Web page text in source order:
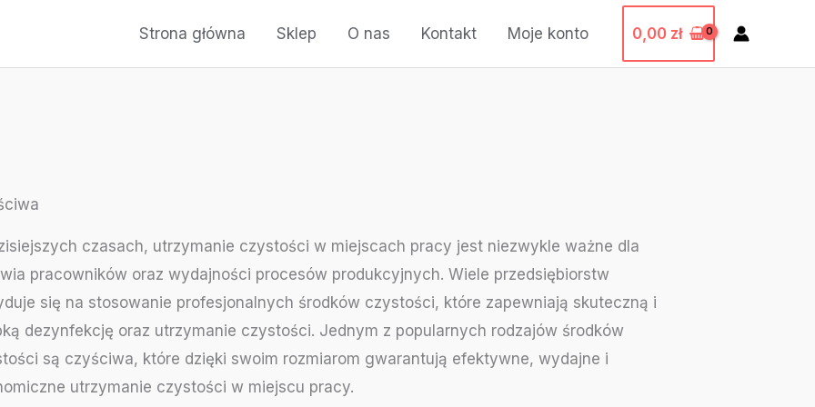
Strona główna Sklep O nas Kontakt Moje konto 0,00 zł
czasach, utrzymanie czystości w miejscach pracy jest niezwykle ważne dla
pracowników oraz wydajności procesów produkcyjnych. Wiele przedsiębiorstw
się na stosowanie profesjonalnych środków czystości, które zapewniają skuteczną i
dezynfekcję oraz utrzymanie czystości. Jednym z popularnych rodzajów środków
są czyściwa, które dzięki swoim rozmiarom gwarantują efektywne, wydajne i
utrzymanie czystości w miejscu pracy.